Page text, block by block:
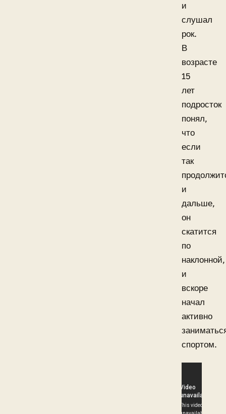
и
слушал
рок.
В
возрасте
15
лет
подросток
понял,
что
если
так
и
дальше,
он
скатится
по
наклонной,
и
вскоре
начал
активно
спортом.